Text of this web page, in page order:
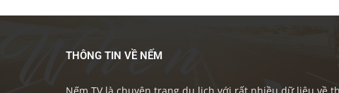
THÔNG TIN VỀ NẾM